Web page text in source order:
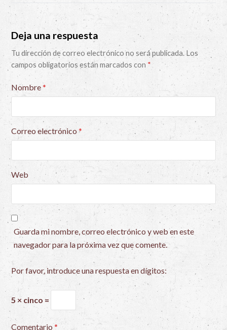
Deja una respuesta
Tu dirección de correo electrónico no será publicada. Los
campos obligatorios están marcados con *
Nombre*
Correo electrónico*
Web
Guarda mi nombre, correo electrónico y web en este
navegador para la próxima vez que comente.
Por favor, introduce una respuesta en dígitos:
5 × cinco =
Comentario*